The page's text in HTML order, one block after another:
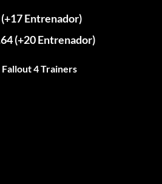
Entrenador)
(+20 Entrenador)
4 Trainers